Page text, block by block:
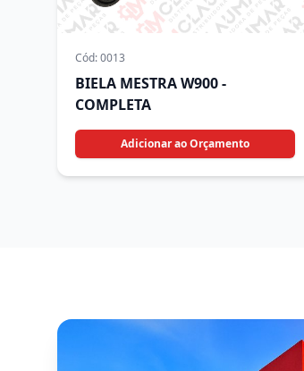
Cód:0013
BIELA MESTRA W900 -
COMPLETA
Adicionar ao Orçamento